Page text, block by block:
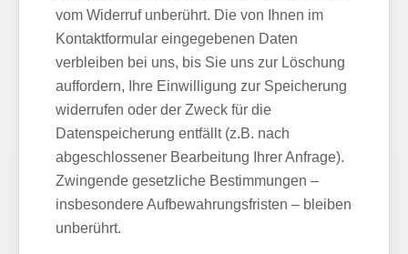
vom Widerruf unberührt. Die von Ihnen im
Kontaktformular eingegebenen Daten
verbleiben bei uns, bis Sie uns zur Löschung
auffordern, Ihre Einwilligung zur Speicherung
widerrufen oder der Zweck für die
Datenspeicherung entfällt (z.B. nach
abgeschlossener Bearbeitung Ihrer Anfrage).
Zwingende gesetzliche Bestimmungen –
insbesondere Aufbewahrungsfristen – bleiben
unberührt.